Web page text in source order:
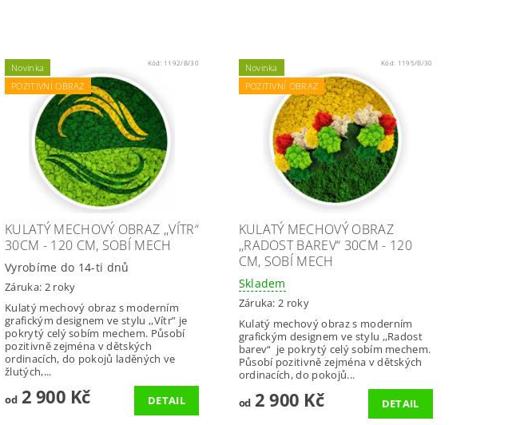
Novinka
POZITIVNÍ OBRAZ
Kód: 1192/B/30
KULATÝ MECHOVÝ OBRAZ ,,VÍTR“
30CM - 120 CM, SOBÍ MECH
Vyrobíme do 14-ti dnů
Záruka: 2 roky
Kulatý mechový obraz s moderním
grafickým designem ve stylu ,,Vítr” je
pokrytý celý sobím mechem. Působí
pozitivně zejména v dětských
ordinacích, do pokojů laděných ve
žlutých,...
od2 900 Kč DETAIL
Novinka
POZITIVNÍ OBRAZ
Kód: 1195/B/30
KULATÝ MECHOVÝ OBRAZ
,,RADOST BAREV“ 30CM - 120
CM, SOBÍ MECH
Skladem
Záruka: 2 roky
Kulatý mechový obraz s moderním
grafickým designem ve stylu ,,Radost
barev“ je pokrytý celý sobím mechem.
Působí pozitivně zejména v dětských
ordinacích, do pokojů...
od2 900 Kč DETAIL